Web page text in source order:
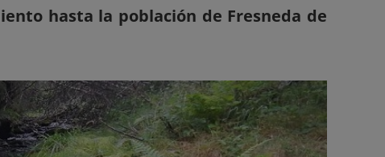
hasta la población de Fresneda de